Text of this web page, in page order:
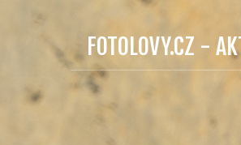
FOTOLOVY.CZ -